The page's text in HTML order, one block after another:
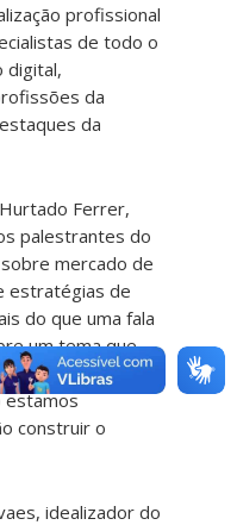
profissional
de todo o
digital,
da
da
Ferrer,
palestrantes do
mercado de
estratégias de
do que uma fala
um tema que
repensarmos,
estamos
construir o
idealizador do